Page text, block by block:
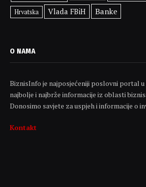
Hrvatska Vlada FBiH Banke
O NAMA
BiznisInfo je najposjećeniji poslovni portal u
najbolje i najbrže informacije iz oblasti
Donosimo savjete za uspjeh i informacije o
Kontakt